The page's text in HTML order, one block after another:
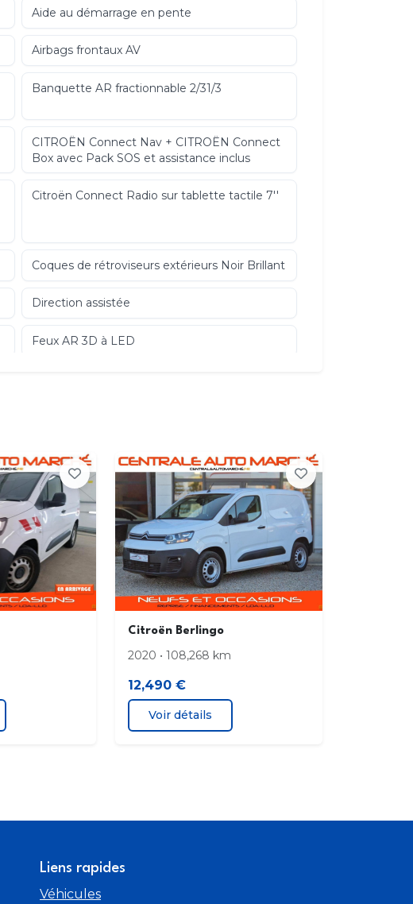
Aide au démarrage en pente
Airbags frontaux AV
Banquette AR fractionnable 2/31/3
CITROËN Connect Nav + CITROËN Connect
Box avec Pack SOS et assistance inclus
Citroën Connect Radio sur tablette tactile 7''
Coques de rétroviseurs extérieurs Noir Brillant
Direction assistée
Feux AR 3D à LED
Mirror Screen
Poignées de portes extérieures couleur caisse
Régulateurlimiteur de vitesse programmable
Siège conducteur avec réglage lombaire et
accoudoir
Système audio MP3 6HP
Citroën Berlingo
2020 • 108,268 km
12,490 €
Voir détails
Liens rapides
Véhicules